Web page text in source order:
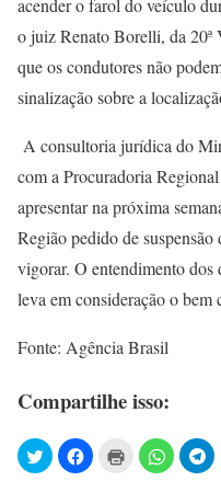
acender o farol do veículo
o juiz Renato Borelli, da 20ª
que os condutores não
sinalização sobre a
A consultoria jurídica do
com a Procuradoria
apresentar na próxima
Região pedido de
vigorar. O entendimento dos
leva em consideração o bem
Fonte: Agência Brasil
Compartilhe isso: